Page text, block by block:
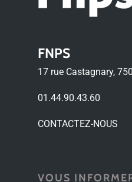
FNPS
17 rue Castagnary,
01.44.90.43.60
CONTACTEZ-NOUS
VOUS